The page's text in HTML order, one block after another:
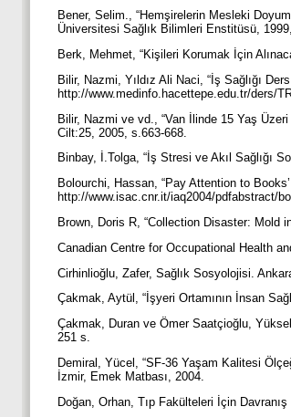
Bener, Selim., “Hemşirelerin Mesleki
Üniversitesi Sağlık Bilimleri Enstitüsü,
Berk, Mehmet, “Kişileri Korumak İçin
Bilir, Nazmi, Yıldız Ali Naci, “İş Sağlığı
http://www.medinfo.hacettepe.edu.tr/ders/
Bilir, Nazmi ve vd., “Van İlinde 15 Yaş
Cilt:25, 2005, s.663-668.
Binbay, İ.Tolga, “İş Stresi ve Akıl Sağlığı
Bolourchi, Hassan, “Pay Attention to
http://www.isac.cnr.it/iaq2004/pdfabstract/
Brown, Doris R, “Collection Disaster: Mold
Canadian Centre for Occupational Health
Cirhinlioğlu, Zafer, Sağlık Sosyolojisi.
Çakmak, Aytül, “İşyeri Ortamının İnsan
Çakmak, Duran ve Ömer Saatçioğlu,
251 s.
Demiral, Yücel, “SF-36 Yaşam Kalitesi
İzmir, Emek Matbası, 2004.
Doğan, Orhan, Tıp Fakülteleri İçin